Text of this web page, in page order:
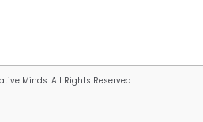
Minds. All Rights Reserved.